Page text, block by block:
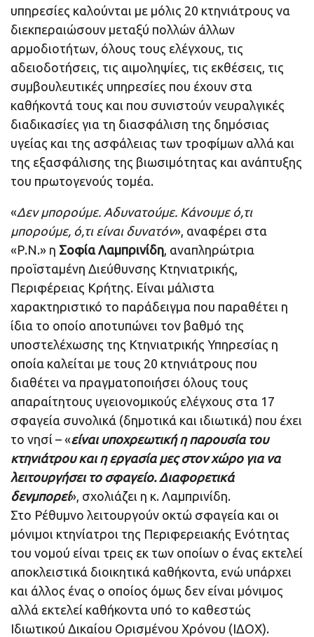
υπηρεσίες καλούνται με μόλις 20 κτηνιάτρους να
διεκπεραιώσουν μεταξύ πολλών άλλων
αρμοδιοτήτων, όλους τους ελέγχους, τις
αδειοδοτήσεις, τις αιμοληψίες, τις εκθέσεις, τις
συμβουλευτικές υπηρεσίες που έχουν στα
καθήκοντά τους και που συνιστούν νευραλγικές
διαδικασίες για τη διασφάλιση της δημόσιας
υγείας και της ασφάλειας των τροφίμων αλλά και
της εξασφάλισης της βιωσιμότητας και ανάπτυξης
του πρωτογενούς τομέα.
«Δεν μπορούμε. Αδυνατούμε. Κάνουμε ό,τι
μπορούμε, ό,τι είναι δυνατόν», αναφέρει στα
«Ρ.Ν.» η Σοφία Λαμπρινίδη, αναπληρώτρια
προϊσταμένη Διεύθυνσης Κτηνιατρικής,
Περιφέρειας Κρήτης. Είναι μάλιστα
χαρακτηριστικό το παράδειγμα που παραθέτει η
ίδια το οποίο αποτυπώνει τον βαθμό της
υποστελέχωσης της Κτηνιατρικής Υπηρεσίας η
οποία καλείται με τους 20 κτηνιάτρους που
διαθέτει να πραγματοποιήσει όλους τους
απαραίτητους υγειονομικούς ελέγχους στα 17
σφαγεία συνολικά (δημοτικά και ιδιωτικά) που έχει
το νησί – «είναι υποχρεωτική η παρουσία του
κτηνιάτρου και η εργασία μες στον χώρο για να
λειτουργήσει το σφαγείο. Διαφορετικά
δενμπορεί», σχολιάζει η κ. Λαμπρινίδη.
Στο Ρέθυμνο λειτουργούν οκτώ σφαγεία και οι
μόνιμοι κτηνίατροι της Περιφερειακής Ενότητας
του νομού είναι τρεις εκ των οποίων ο ένας εκτελεί
αποκλειστικά διοικητικά καθήκοντα, ενώ υπάρχει
και άλλος ένας ο οποίος όμως δεν είναι μόνιμος
αλλά εκτελεί καθήκοντα υπό το καθεστώς
Ιδιωτικού Δικαίου Ορισμένου Χρόνου (ΙΔΟΧ).